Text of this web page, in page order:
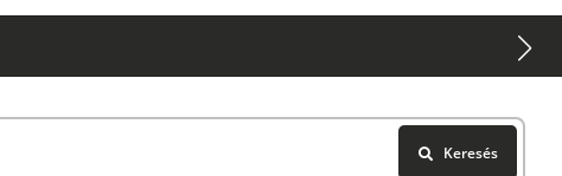
Keresés